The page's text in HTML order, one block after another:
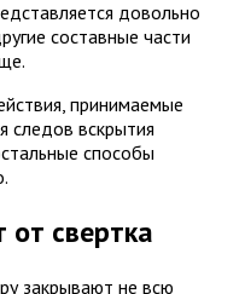
довольно
составные части
принимаемые
следов вскрытия
способы
от свертка
закрывают не всю